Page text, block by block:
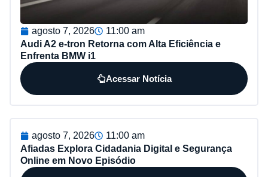
agosto 7, 2026
11:00 am
Audi A2 e-tron Retorna com Alta Eficiência e
Enfrenta BMW i1
Acessar Notícia
agosto 7, 2026
11:00 am
Afiadas Explora Cidadania Digital e Segurança
Online em Novo Episódio